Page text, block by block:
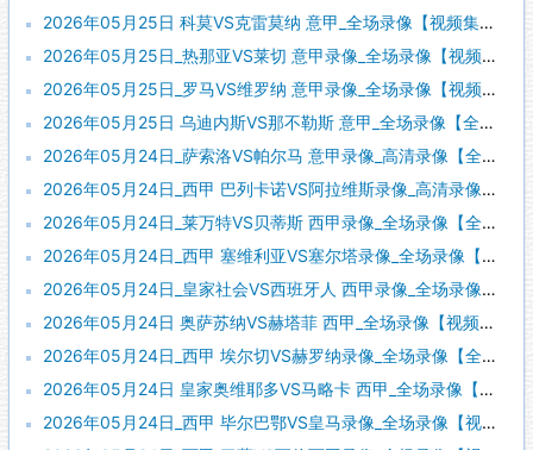
2026年05月25日 科莫VS克雷莫纳 意甲_全场录像【视频集锦】
2026年05月25日_热那亚VS莱切 意甲录像_全场录像【视频集锦】
2026年05月25日_罗马VS维罗纳 意甲录像_全场录像【视频集锦】
2026年05月25日 乌迪内斯VS那不勒斯 意甲_全场录像【全场回放】
2026年05月24日_萨索洛VS帕尔马 意甲录像_高清录像【全场回放】
2026年05月24日_西甲 巴列卡诺VS阿拉维斯录像_高清录像【全场回放】
2026年05月24日_莱万特VS贝蒂斯 西甲录像_全场录像【全场回放】
2026年05月24日_西甲 塞维利亚VS塞尔塔录像_全场录像【视频集锦】
2026年05月24日_皇家社会VS西班牙人 西甲录像_全场录像【全场回放】
2026年05月24日 奥萨苏纳VS赫塔菲 西甲_全场录像【视频集锦】
2026年05月24日_西甲 埃尔切VS赫罗纳录像_全场录像【全场回放】
2026年05月24日 皇家奥维耶多VS马略卡 西甲_全场录像【视频集锦】
2026年05月24日_西甲 毕尔巴鄂VS皇马录像_全场录像【视频集锦】